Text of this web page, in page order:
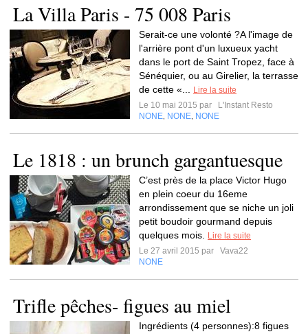
La Villa Paris - 75 008 Paris
Serait-ce une volonté ?A l'image de
l'arrière pont d'un luxueux yacht
dans le port de Saint Tropez, face à
Sénéquier, ou au Girelier, la terrasse
de cette «...
Lire la suite
Le 10 mai 2015 par
L'Instant Resto
NONE NONE NONE
Le 1818 : un brunch gargantuesque
C’est près de la place Victor Hugo
en plein coeur du 16eme
arrondissement que se niche un joli
petit boudoir gourmand depuis
quelques mois.
Lire la suite
Le 27 avril 2015 par
Vava22
NONE
Trifle pêches- figues au miel
Ingrédients (4 personnes):8 figues